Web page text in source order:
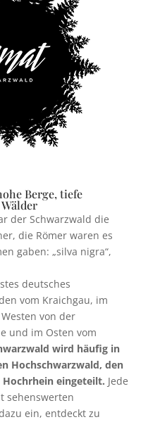
Berge, tiefe
der Schwarzwald die
die Römer waren es
gaben: „silva nigra“,
deutsches
vom Kraichgau, im
von der
und im Osten vom
wird häufig in
Hochschwarzwald, den
eingeteilt. Jede
sehenswerten
ein, entdeckt zu